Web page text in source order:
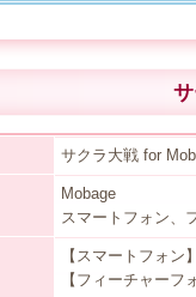
サクラ大戦 for
Mobage
スマートフォン、
【スマートフ
【フィーチャーフ